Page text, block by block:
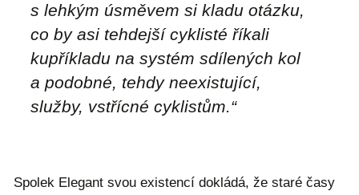
s lehkým úsměvem si kladu otázku,
co by asi tehdejší cyklisté říkali
kupříkladu na systém sdílených kol
a podobné, tehdy neexistující,
služby, vstřícné cyklistům.“
Spolek Elegant svou existencí dokládá, že staré časy